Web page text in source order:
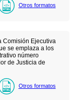
Otros formatos
Comisión Ejecutiva
se emplaza a los
número
de Justicia de
Otros formatos